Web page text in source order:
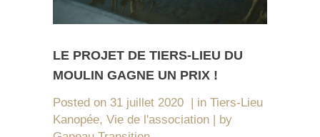
LE PROJET DE TIERS-LIEU DU
MOULIN GAGNE UN PRIX !
Posted on 31 juillet 2020 in Tiers-Lieu
Kanopée, Vie de l'association
by